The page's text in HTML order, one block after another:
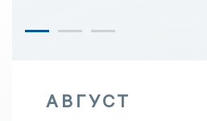
АВГУСТ